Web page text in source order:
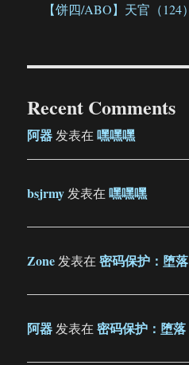
【饼四/ABO】天官（124）
Recent Comments
阿器发表在嘿嘿嘿
bsjrmy发表在嘿嘿嘿
Zone发表在密码保护：堕落
阿器发表在密码保护：堕落